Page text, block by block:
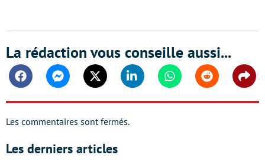
La rédaction vous conseille aussi...
FacebookMessengerTwitter Linkedin WhatsappReddit
Les commentaires sont fermés.
Les derniers articles